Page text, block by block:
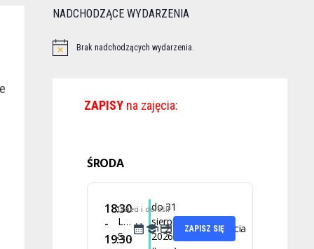
NADCHODZĄCE WYDARZENIA
Brak nadchodzących wydarzenia.
ZAPISYna zajęcia:
ŚRODA
18:30
-
19:30
Dzieci i dorośli
Latino
Solo
do 31
sierpnia
2026
2 lekcje35 zł za zajęcia
ZAPISZ SIĘ